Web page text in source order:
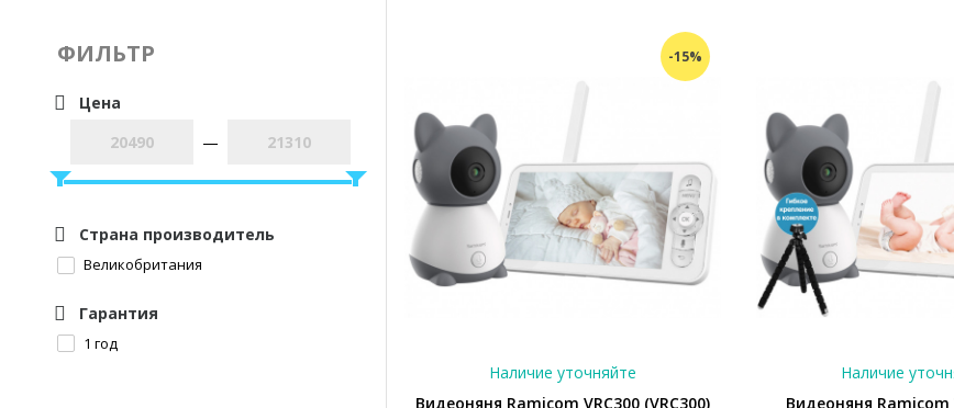
ФИЛЬТР
Цена
—
Страна производитель
Великобритания
Гарантия
1 год
-15%
Наличие уточняйте
Видеоняня Ramicom VRC300 (VRC300)
Наличие
Видеоняня Ramicom